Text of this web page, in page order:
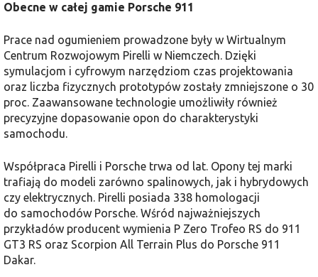
Obecne w całej gamie Porsche 911
Prace nad ogumieniem prowadzone były w Wirtualnym
Centrum Rozwojowym Pirelli w Niemczech. Dzięki
symulacjom i cyfrowym narzędziom czas projektowania
oraz liczba fizycznych prototypów zostały zmniejszone o 30
proc. Zaawansowane technologie umożliwiły również
precyzyjne dopasowanie opon do charakterystyki
samochodu.
Współpraca Pirelli i Porsche trwa od lat. Opony tej marki
trafiają do modeli zarówno spalinowych, jak i hybrydowych
czy elektrycznych. Pirelli posiada 338 homologacji
do samochodów Porsche. Wśród najważniejszych
przykładów producent wymienia P Zero Trofeo RS do 911
GT3 RS oraz Scorpion All Terrain Plus do Porsche 911
Dakar.